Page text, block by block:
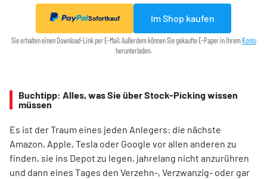
Sofortkauf Im Shop kaufen
Sie erhalten einen Download-Link per E-Mail. Außerdem können Sie gekaufte E-Paper in Ihrem Konto
herunterladen.
Buchtipp: Alles, was Sie über Stock-Picking wissen
müssen
Es ist der Traum eines jeden Anlegers: die nächste
Amazon, Apple, Tesla oder Google vor allen anderen zu
finden, sie ins Depot zu legen, jahrelang nicht anzurühren
und dann eines Tages den Verzehn-, Verzwanzig- oder gar